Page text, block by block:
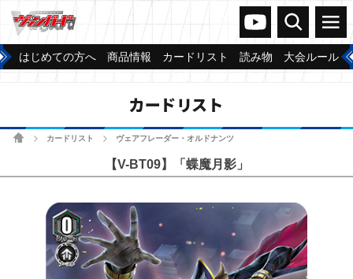
ヴァンガードch
検索 メニュー
はじめての方へ 商品情報 カードリスト 読み物 大会ルール
カードリスト
ホームカードリスト ヴェアフレーダー・オルドナンツ
【V-BT09】「蝶魔月影」